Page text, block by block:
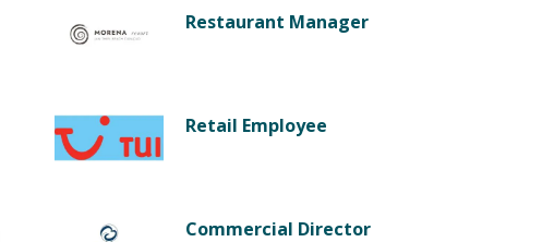
Restaurant Manager
Retail Employee
Commercial Director